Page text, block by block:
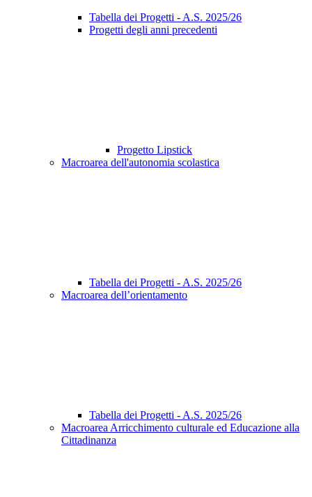
Tabella dei Progetti - A.S. 2025/26
Progetti degli anni precedenti
Progetto Lipstick
Macroarea dell'autonomia scolastica
Tabella dei Progetti - A.S. 2025/26
Macroarea dell’orientamento
Tabella dei Progetti - A.S. 2025/26
Macroarea Arricchimento culturale ed Educazione alla
Cittadinanza